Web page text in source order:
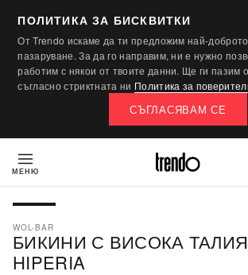
ПОЛИТИКА ЗА БИСКВИТКИ
От Trendo искаме да ти предложим най-
пазаруване. За да го направим, ни е нужно
работим с някои от твоите данни. Ще ги пазим
съгласно стриктната ни Политика за
СЪГЛАСЯВАМ СЕ
МЕНЮ
WOL-BAR
БИКИНИ С ВИСОКА ТАЛИЯ
HIPERIA